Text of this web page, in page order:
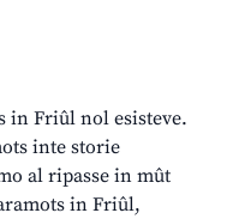
in Friûl nol esisteve.
inte storie
al ripasse in mût
in Friûl,